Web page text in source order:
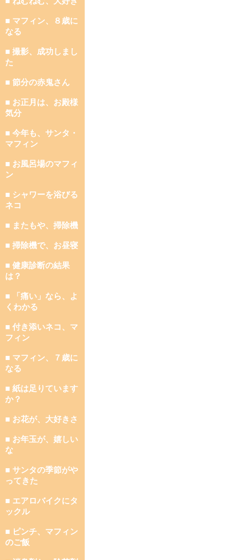
■ マフィン、８歳に
なる
■ 撮影、成功しまし
た
■ 節分の赤鬼さん
■ お正月は、お殿様
気分
■ 今年も、サンタ・
マフィン
■ お風呂場のマフィ
ン
■ シャワーを浴びる
ネコ
■ またもや、掃除機
■ 掃除機で、お昼寝
■ 健康診断の結果
は？
■ 「痛い」なら、よ
くわかる
■ 付き添いネコ、マ
フィン
■ マフィン、７歳に
なる
■ 紙は足りています
か？
■ お花が、大好きさ
■ お年玉が、嬉しい
な
■ サンタの季節がや
ってきた
■ エアロバイクにタ
ックル
■ ピンチ、マフィン
のご飯